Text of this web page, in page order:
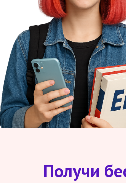
Получи